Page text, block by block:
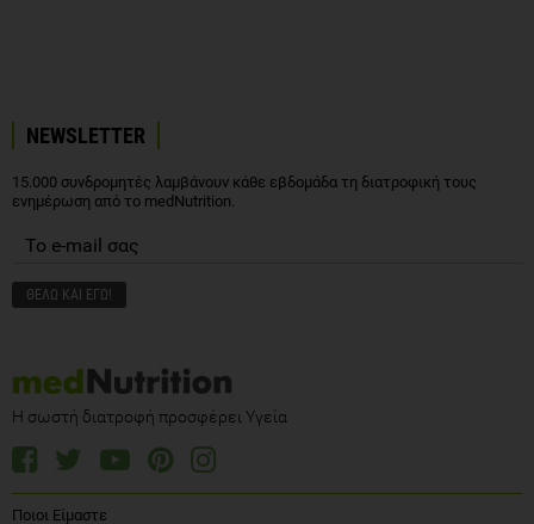
NEWSLETTER
15.000 συνδρομητές λαμβάνουν κάθε εβδομάδα τη διατροφική τους
ενημέρωση από το medNutrition.
Η σωστή διατροφή προσφέρει Υγεία
Ποιοι Είμαστε